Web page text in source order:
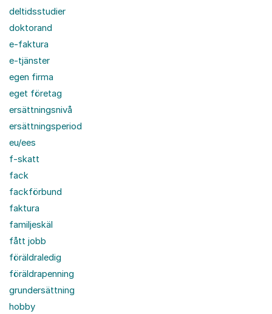
deltidsstudier
doktorand
e-faktura
e-tjänster
egen firma
eget företag
ersättningsnivå
ersättningsperiod
eu/ees
f-skatt
fack
fackförbund
faktura
familjeskäl
fått jobb
föräldraledig
föräldrapenning
grundersättning
hobby